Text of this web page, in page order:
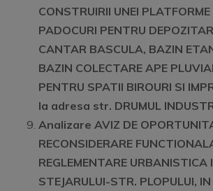
CONSTRUIRII UNEI
PADOCURI PENTRU
CANTAR BASCULA, BAZIN
BAZIN COLECTARE APE
PENTRU SPATII BIROURI SI
la adresa str. DRUMUL
Analizare AVIZ DE
RECONSIDERARE
REGLEMENTARE
STEJARULUI-STR. PLOPULUI,